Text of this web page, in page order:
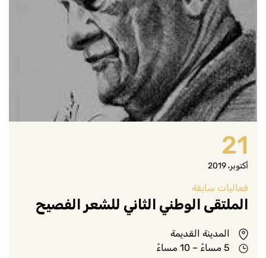
21
أكتوبر، 2019
فعاليات سابقة
الملتقى الوطني الثاني للشعر الفصيح
المدينة القديمة
5 مساءً – 10 مساءً